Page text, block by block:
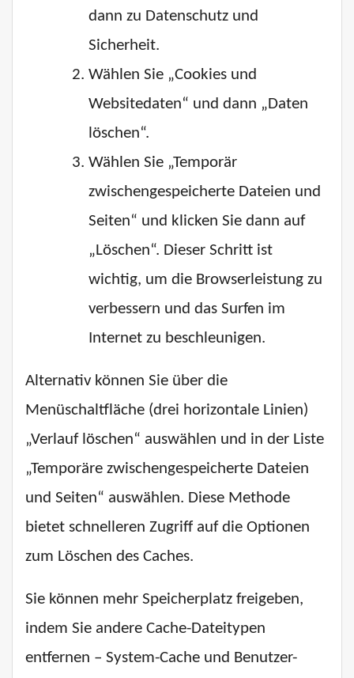
dann zu Datenschutz und
Sicherheit.
Wählen Sie „Cookies und
Websitedaten“ und dann „Daten
löschen“.
Wählen Sie „Temporär
zwischengespeicherte Dateien und
Seiten“ und klicken Sie dann auf
„Löschen“. Dieser Schritt ist
wichtig, um die Browserleistung zu
verbessern und das Surfen im
Internet zu beschleunigen.
Alternativ können Sie über die
Menüschaltfläche (drei horizontale Linien)
„Verlauf löschen“ auswählen und in der Liste
„Temporäre zwischengespeicherte Dateien
und Seiten“ auswählen. Diese Methode
bietet schnelleren Zugriff auf die Optionen
zum Löschen des Caches.
Sie können mehr Speicherplatz freigeben,
indem Sie andere Cache-Dateitypen
entfernen – System-Cache und Benutzer-